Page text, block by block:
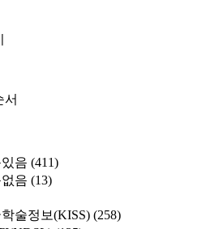
서
음 (411)
음 (13)
술정보(KISS) (258)